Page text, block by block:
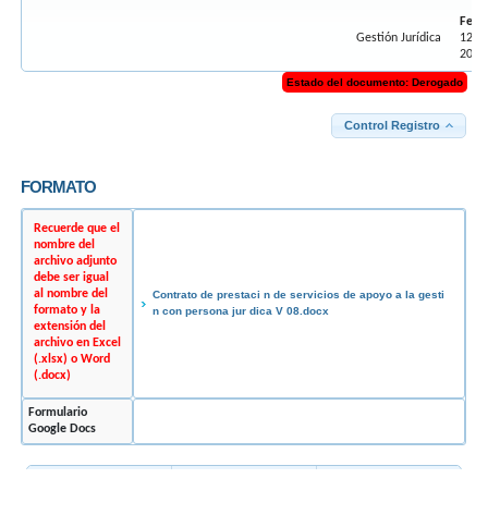
Gestión Jurídica
12-
2022
Estado del documento: Derogado
Control Registro
FORMATO
Recuerde que el
nombre del
archivo adjunto
debe ser igual
al nombre del
formato y la
extensión del
archivo en Excel
(.xlsx) o Word
(.docx)
Contrato de prestaci n de servicios de apoyo a la gesti
n con persona jur dica V 08.docx
Formulario
Google Docs